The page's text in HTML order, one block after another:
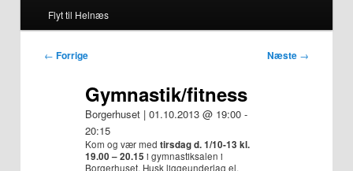
indhold
indhold
Flyt til Helnæs
Indlægsnavigation
← Forrige Næste →
Gymnastik/fitness
Borgerhuset | 01.10.2013 @ 19:00 -
20:15
Kom og vær medtirsdag d. 1/10-13 kl.
19.00 – 20.15i gymnastiksalen i
Borgerhuset. Husk liggeunderlag el.